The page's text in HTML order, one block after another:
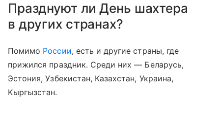
Празднуют ли День шахтера
в других странах?
Помимо России, есть и другие страны, где
прижился праздник. Среди них — Беларусь,
Эстония, Узбекистан, Казахстан, Украина,
Кыргызстан.